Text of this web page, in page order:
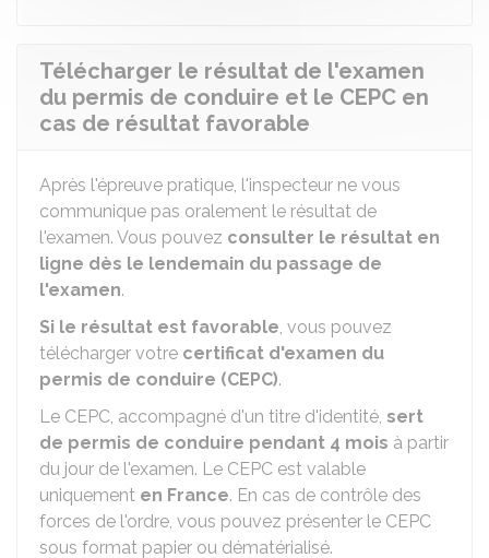
Télécharger le résultat de l'examen
du permis de conduire et le CEPC en
cas de résultat favorable
Après l'épreuve pratique, l'inspecteur ne vous
communique pas oralement le résultat de
l'examen. Vous pouvez consulter le résultat en
ligne dès le lendemain du passage de
l'examen.
Si le résultat est favorable, vous pouvez
télécharger votre certificat d'examen du
permis de conduire (CEPC).
Le CEPC, accompagné d'un titre d'identité, sert
de permis de conduire pendant 4 mois à partir
du jour de l'examen. Le CEPC est valable
uniquement en France. En cas de contrôle des
forces de l'ordre, vous pouvez présenter le CEPC
sous format papier ou dématérialisé.